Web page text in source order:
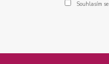
Souhlasím se